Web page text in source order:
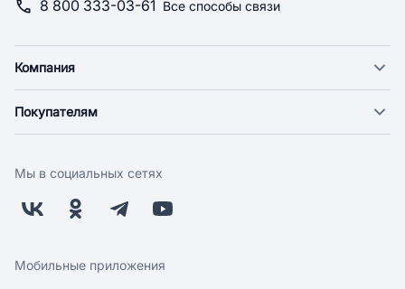
8 800 333-03-61 Все способы связи
Компания
Новости
Поставщикам
Заводчикам
Обратная связь
Покупателям
Оплата
Бонусная программа
Скидки и акции
Мы в социальных сетях
Мобильные приложения